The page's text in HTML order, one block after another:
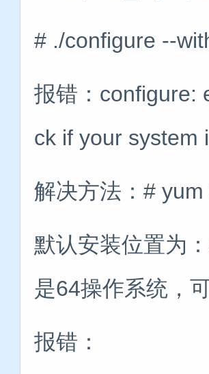
# ./configure --
报错：configure:
ck if your system
解决方法：#
默认安装位置为
是64操作系统，
报错：